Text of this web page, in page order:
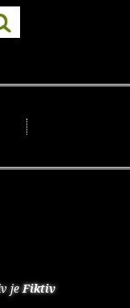
jeFiktiv